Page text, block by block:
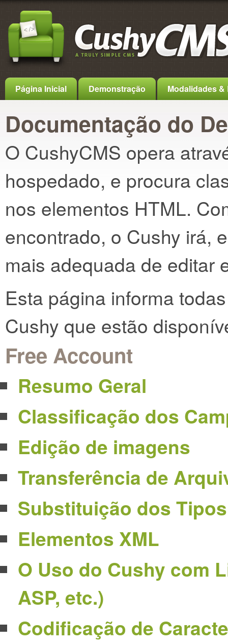
Página Inicial Demonstração Modalidades
Documentação do
O CushyCMS opera
hospedado, e procura
nos elementos HTML.
encontrado, o Cushy irá,
mais adequada de editar
Esta página informa
Cushy que estão
Free Account
Resumo Geral
Classificação dos
Edição de imagens
Transferência de
Substituição dos
Elementos XML
O Uso do Cushy com
ASP, etc.)
Codificação de